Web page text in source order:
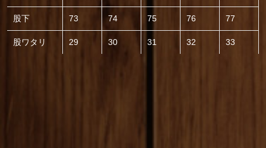
股下 73 74 75 76 77
股ワタリ 29 30 31 32 33